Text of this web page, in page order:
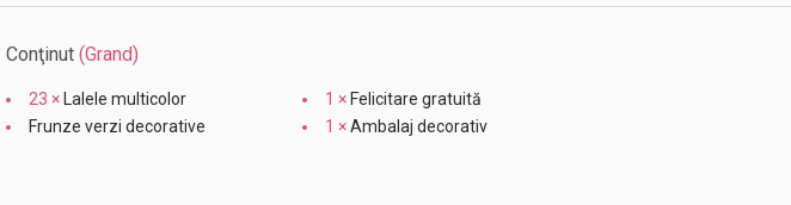
Conţinut (Grand)
23 × Lalele multicolor 1 × Felicitare gratuită
Frunze verzi decorative
1 ×Ambalaj decorativ